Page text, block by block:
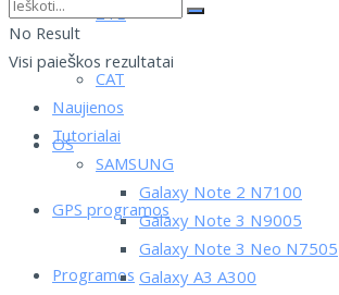
ZTE
CAT
OS
GPS programos
Programos
No Result
Visi paieškos rezultatai
Naujienos
Tutorialai
SAMSUNG
Galaxy Note 2 N7100
Galaxy Note 3 N9005
Galaxy Note 3 Neo N7505
Galaxy A3 A300